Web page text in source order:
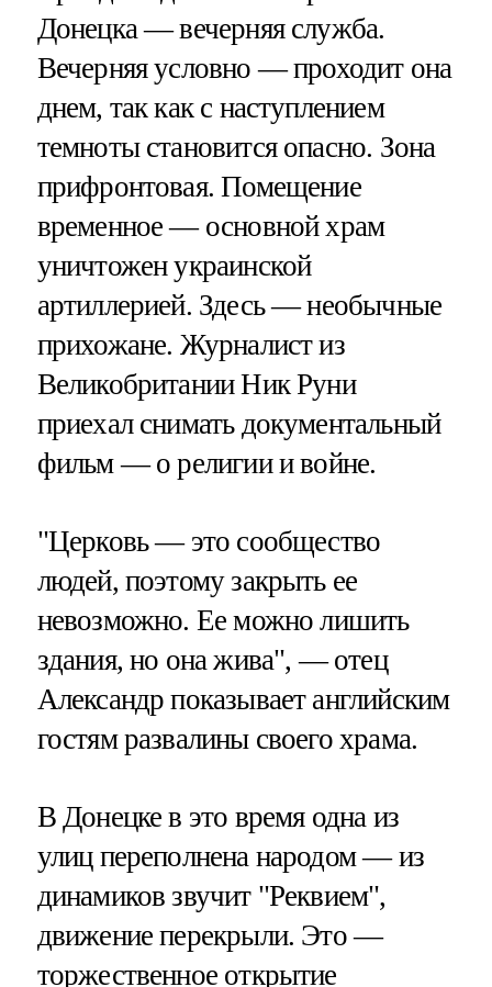
Донецка — вечерняя служба.
Вечерняя условно — проходит она
днем, так как с наступлением
темноты становится опасно. Зона
прифронтовая. Помещение
временное — основной храм
уничтожен украинской
артиллерией. Здесь — необычные
прихожане. Журналист из
Великобритании Ник Руни
приехал снимать документальный
фильм — о религии и войне.
"Церковь — это сообщество
людей, поэтому закрыть ее
невозможно. Ее можно лишить
здания, но она жива", — отец
Александр показывает английским
гостям развалины своего храма.
В Донецке в это время одна из
улиц переполнена народом — из
динамиков звучит "Реквием",
движение перекрыли. Это —
торжественное открытие